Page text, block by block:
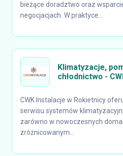
bieżące doradztwo oraz
negocjacjach. W praktyce...
Klimatyzacje,
chłodnictwo -
CWK Instalacje w Rokietnicy
serwisu systemów
zarówno w nowoczesnych
zróżnicowanym...